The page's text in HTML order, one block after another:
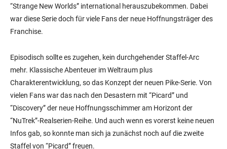
“Strange New Worlds” international herauszubekommen. Dabei
war diese Serie doch für viele Fans der neue Hoffnungsträger des
Franchise.
Episodisch sollte es zugehen, kein durchgehender Staffel-Arc
mehr. Klassische Abenteuer im Weltraum plus
Charakterentwicklung, so das Konzept der neuen Pike-Serie. Von
vielen Fans war das nach den Desastern mit “Picard” und
“Discovery” der neue Hoffnungsschimmer am Horizont der
“NuTrek”-Realserien-Reihe. Und auch wenn es vorerst keine neuen
Infos gab, so konnte man sich ja zunächst noch auf die zweite
Staffel von “Picard” freuen.